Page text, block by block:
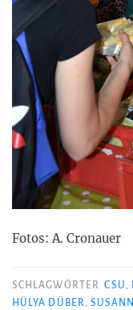
Fotos: A. Cronauer
SCHLAGWÖRTER CSU ,
HÜLYA DÜBER,